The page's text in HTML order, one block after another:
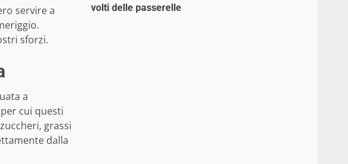
servire a
sforzi.
a
cui questi
grassi
dalla
volti delle passerelle